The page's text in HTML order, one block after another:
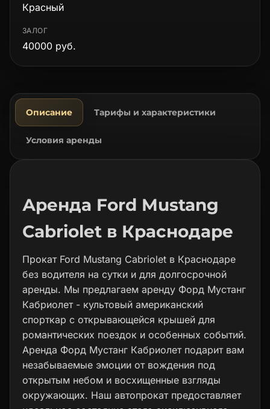
Красный
ЗАЛОГ
40000 руб.
Описание Тарифы и характеристики
Условия аренды
Аренда Ford Mustang
Cabriolet в Краснодаре
Прокат Ford Mustang Cabriolet в Краснодаре
без водителя на сутки и для долгосрочной
аренды. Мы предлагаем аренду Форд Мустанг
Кабриолет - культовый американский
спорткар с открывающейся крышей для
романтических поездок и особенных событий.
Аренда Форд Мустанг Кабриолет подарит вам
незабываемые эмоции от вождения под
открытым небом и восхищенные взгляды
окружающих. Наш автопрокат предоставляет